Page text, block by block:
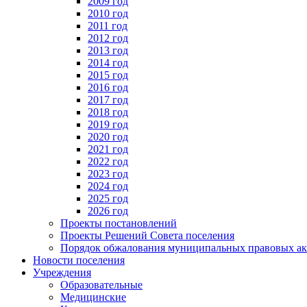
2010 год
2011 год
2012 год
2013 год
2014 год
2015 год
2016 год
2017 год
2018 год
2019 год
2020 год
2021 год
2022 год
2023 год
2024 год
2025 год
2026 год
Проекты постановлений
Проекты Решений Совета поселения
Порядок обжалования муниципальных правовых
Новости поселения
Учреждения
Образовательные
Медицинские